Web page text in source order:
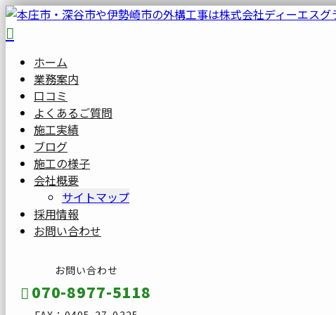
ホーム
業務案内
口コミ
よくあるご質問
施工実績
ブログ
施工の様子
会社概要
サイトマップ
採用情報
お問い合わせ
お問い合わせ
070-8977-5118